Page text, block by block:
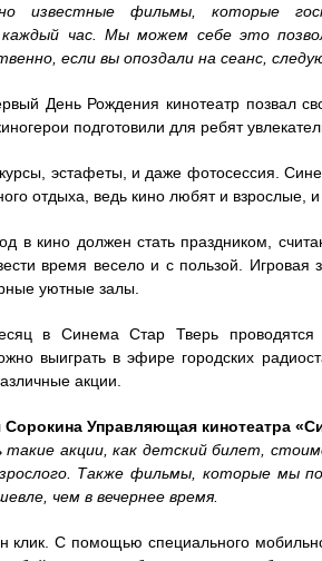
известные фильмы, которые
каждый час. Мы можем себе это
если вы опоздали на сеанс,
День Рождения кинотеатр позвал
подготовили для ребят
эстафеты, и даже фотосессия.
отдыха, ведь кино любят и взрослые, и
в кино должен стать праздником,
время весело и с пользой.
уютные залы.
в Синема Стар Тверь проводятся
выиграть в эфире городских
акции.
Сорокина Управляющая кинотеатра
такие акции, как детский билет,
Также фильмы, которые мы
чем в вечернее время.
клик. С помощью специального